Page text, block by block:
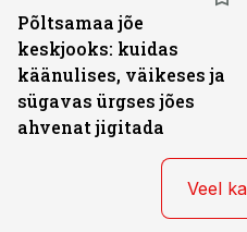
Põltsamaa jõe
keskjooks: kuidas
käänulises, väikeses ja
sügavas ürgses jões
ahvenat jigitada
Veel